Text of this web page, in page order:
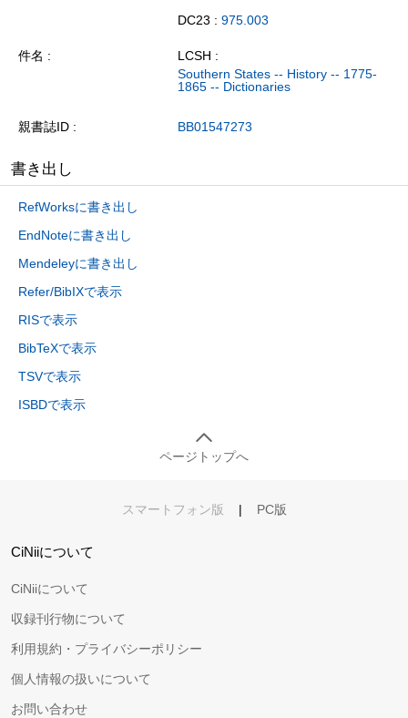
DC23 : 975.003
件名
LCSH :
Southern States -- History -- 1775-
1865 -- Dictionaries
親書誌ID BB01547273
書き出し
RefWorksに書き出し
EndNoteに書き出し
Mendeleyに書き出し
Refer/BibIXで表示
RISで表示
BibTeXで表示
TSVで表示
ISBDで表示
ページトップへ
スマートフォン版 | PC版
CiNiiについて
CiNiiについて
収録刊行物について
利用規約・プライバシーポリシー
個人情報の扱いについて
お問い合わせ